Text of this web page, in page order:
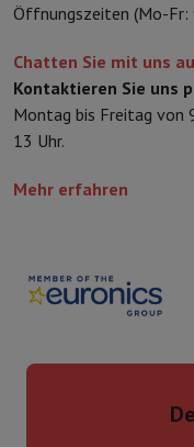
Öffnungszeiten (Mo-Fr:
Chatten Sie mit uns
Kontaktieren Sie uns
Montag bis Freitag von
13 Uhr.
Mehr erfahren